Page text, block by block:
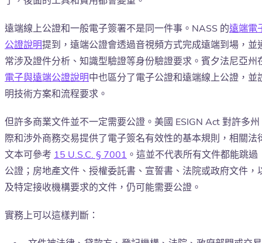
遠端線上公證和一般電子簽署不是同一件事。NASS 的遠端電
公證說明提到，遠端公證會透過音視頻方式完成遠端到場，並
常涉及證件分析、知識型驗證等身份驗證要求。賓夕法尼亞州
電子與遠端公證說明中也區分了電子公證和遠端線上公證，並
明技術方案和流程要求。
但許多商業文件並不一定需要公證。美國 ESIGN Act 對許多州
際和涉外商務交易提供了電子簽名有效性的基本規則，相關法
文本可參考 15 U.S.C. § 7001 。這並不代表所有文件都能跳過
公證；房地產文件、授權委託書、宣誓書、法院或政府文件，
及特定接收機構要求的文件，仍可能需要公證。
實務上可以這樣判斷：